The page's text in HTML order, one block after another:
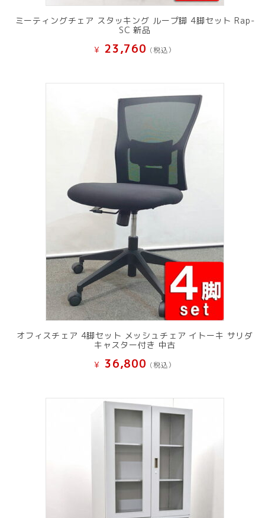
ミーティングチェア スタッキング ループ脚 4脚セット Rap-
SC 新品
¥ 23,760 (税込）
オフィスチェア 4脚セット メッシュチェア イトーキ サリダ
キャスター付き 中古
¥ 36,800 (税込）